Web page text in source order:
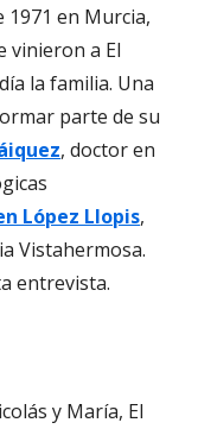
1971 en Murcia,
vinieron a El
la familia. Una
parte de su
, doctor en
López Llopis,
Vistahermosa.
entrevista.
y María, El